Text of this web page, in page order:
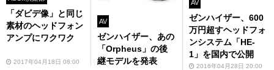
「ダビデ像」と同じ
素材のヘッドフォン
アンプにワクワク
2017年04月18日 08:00
AV
ゼンハイザー、あの
「Orpheus」の後
継モデルを発表
AV
ゼンハイザー、600
万円超すヘッドフォ
ンシステム「HE-
1」を国内で公開
2016年04月28日 20:00